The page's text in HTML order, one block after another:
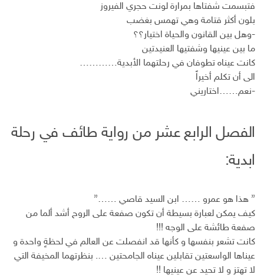
فتبسمت شفتاها بمرارة لونت حجري الفيروز
بلون أكثر قتامة وهي تهمس بغضب
-وهل بين القانون والحياة اختيار؟؟
ما بين عينيها وشفتيها العنيدتين
كانت عيناه تطوفان في رحلتهما الأبدية…………
الى أن تكلم أخيراً
-نعم……اختاريني
الفصل الرابع عشر من رواية طائف في رحلة
ابدية:
” هذا هو عمرو …… ابن السيد قاصي ……”
كيف يمكن لعبارة بسيطة أن تكون صفعة على الروح أشد ألما من
صفعة طائشة على الوجه !!!
كانت تشعر بنفسها و كأنها قد انفصلت عن العالم في لحظةٍ واحدة و
عيناها الواسعتين تقابلين عيناه الجامحتين …. بنظرتهما المخيفة التي
لا تهتز و لا تحيد عن عينيها !!